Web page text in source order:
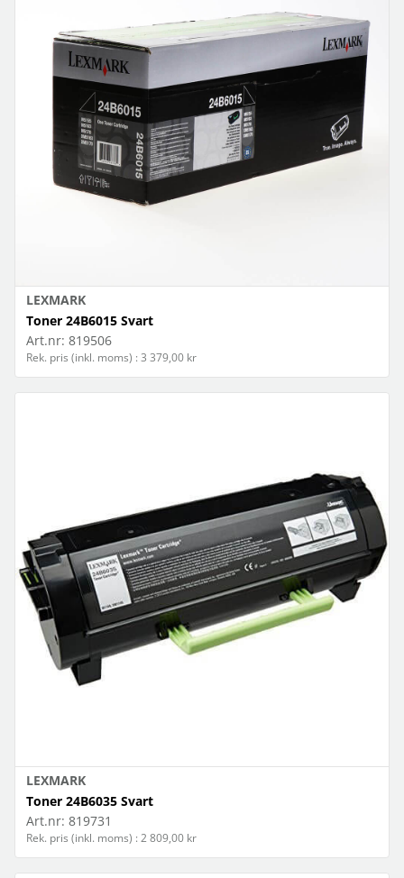
LEXMARK
Toner 24B6015 Svart
Art.nr: 819506
Rek. pris (inkl. moms) : 3 379,00 kr
LEXMARK
Toner 24B6035 Svart
Art.nr: 819731
Rek. pris (inkl. moms) : 2 809,00 kr